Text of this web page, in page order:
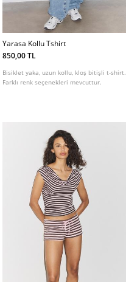
Yarasa Kollu Tshirt
850,00 TL
Bisiklet yaka, uzun kollu, kloş bitişli t-shirt.
Farklı renk seçenekleri mevcuttur.